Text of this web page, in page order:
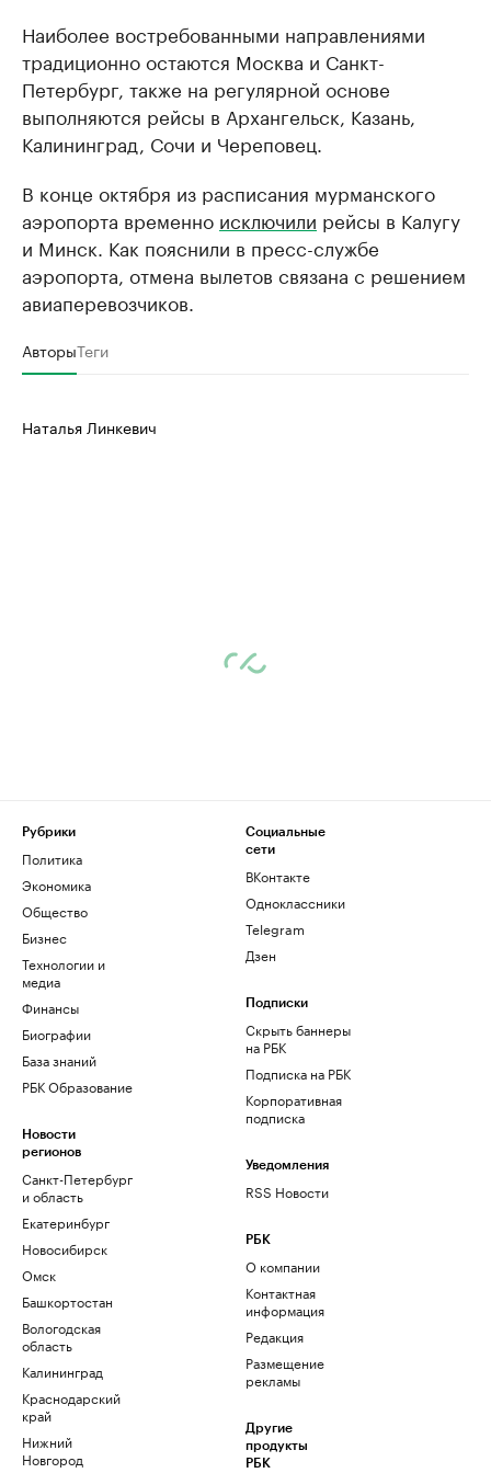
Наиболее востребованными направлениями
традиционно остаются Москва и Санкт-
Петербург, также на регулярной основе
выполняются рейсы в Архангельск, Казань,
Калининград, Сочи и Череповец.
В конце октября из расписания мурманского
аэропорта временно исключили рейсы в Калугу
и Минск. Как пояснили в пресс-службе
аэропорта, отмена вылетов связана с решением
авиаперевозчиков.
АвторыТеги
Наталья Линкевич
Рубрики
Политика
Экономика
Общество
Бизнес
Технологии и
медиа
Финансы
Биографии
База знаний
РБК Образование
Новости
регионов
Санкт-Петербург
и область
Екатеринбург
Новосибирск
Омск
Башкортостан
Вологодская
область
Калининград
Краснодарский
край
Нижний
Новгород
Социальные
сети
ВКонтакте
Одноклассники
Telegram
Дзен
Подписки
Скрыть баннеры
на РБК
Подписка на РБК
Корпоративная
подписка
Уведомления
RSS Новости
РБК
О компании
Контактная
информация
Редакция
Размещение
рекламы
Другие
продукты
РБК